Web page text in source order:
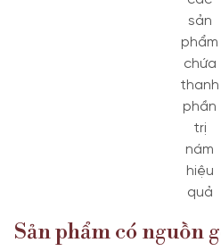
sản
phẩm
chứa
thanh
phần
trị
nám
hiệu
quả
Sản phẩm có nguồn